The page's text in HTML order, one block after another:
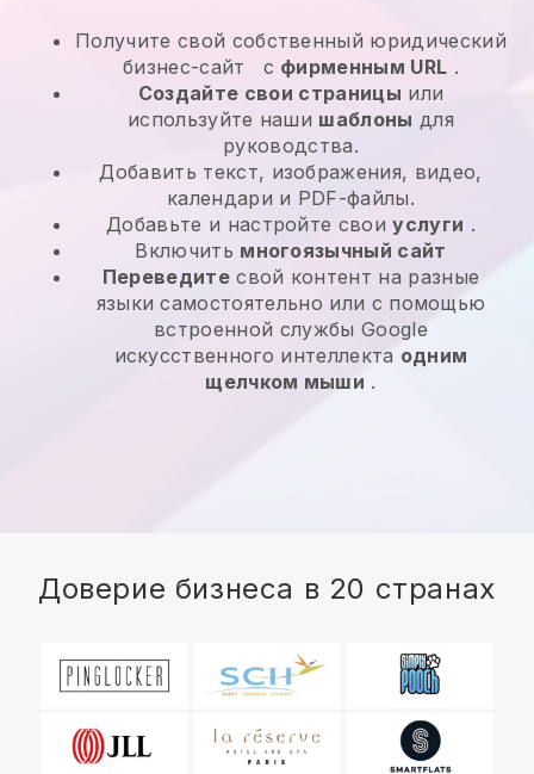
Получите свой собственный юридический
бизнес-сайт
с фирменным URL .
Создайте свои страницы или
используйте наши шаблоны для
руководства.
Добавить текст, изображения, видео,
календари и PDF-файлы.
Добавьте и настройте своиуслуги .
Включить многоязычный сайт
Переведитесвой контент на разные
языки самостоятельно или с помощью
встроенной службы Google
искусственного интеллекта одним
щелчком мыши .
Доверие бизнеса в 20 странах